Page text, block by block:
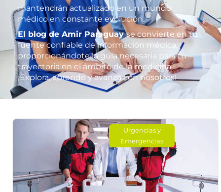
mantendrán actualizado en un mundo
médico en constante evolución.
El blog de Amir Paraguayse convierte en tu
fuente confiable de información médica,
proporcionándote la guía necesaria para tu
trayectoria en el ámbito de la medicina
¡Explora, aprende y avanza con nosotros!
Urgencias y
Emergencias